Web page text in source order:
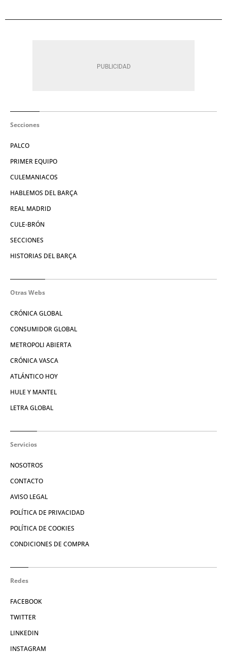
Secciones
PALCO
PRIMER EQUIPO
CULEMANIACOS
HABLEMOS DEL BARÇA
REAL MADRID
CULE-BRÓN
SECCIONES
HISTORIAS DEL BARÇA
Otras Webs
CRÓNICA GLOBAL
CONSUMIDOR GLOBAL
METROPOLI ABIERTA
CRÓNICA VASCA
ATLÁNTICO HOY
HULE Y MANTEL
LETRA GLOBAL
Servicios
NOSOTROS
CONTACTO
AVISO LEGAL
POLÍTICA DE PRIVACIDAD
POLÍTICA DE COOKIES
CONDICIONES DE COMPRA
Redes
FACEBOOK
TWITTER
LINKEDIN
INSTAGRAM